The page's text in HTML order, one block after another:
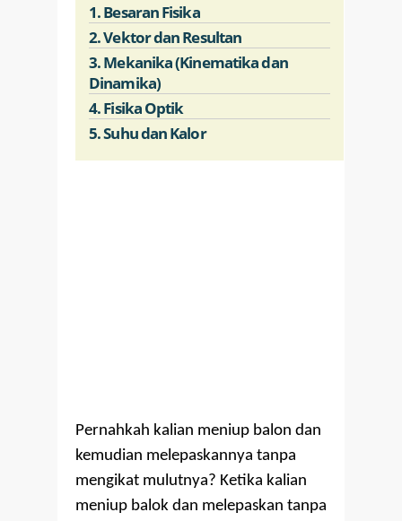
1. Besaran Fisika
2. Vektor dan Resultan
3. Mekanika (Kinematika dan
Dinamika)
4. Fisika Optik
5. Suhu dan Kalor
Pernahkah kalian meniup balon dan
kemudian melepaskannya tanpa
mengikat mulutnya? Ketika kalian
meniup balok dan melepaskan tanpa